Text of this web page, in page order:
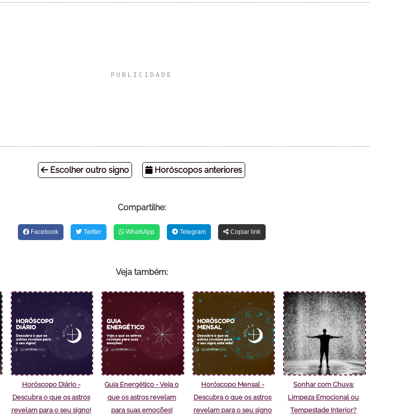
Escolher outro signo Horóscopos anteriores
Compartilhe:
Facebook Twitter WhatsApp Telegram Copiar link
Veja também:
Horóscopo Diário -
Descubra o que os astros
revelam para o seu signo!
Guia Energético - Veja o
que os astros revelam
para suas emoções!
Horóscopo Mensal -
Descubra o que os astros
revelam para o seu signo
Sonhar com Chuva:
Limpeza Emocional ou
Tempestade Interior?